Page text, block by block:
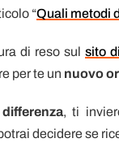
“Quali metodi
di reso sulsito
per te un nuovo
, ti
decidere se